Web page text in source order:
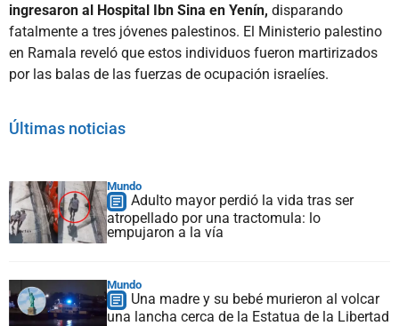
ingresaron al Hospital Ibn Sina en Yenín, disparando
fatalmente a tres jóvenes palestinos. El Ministerio palestino
en Ramala reveló que estos individuos fueron martirizados
por las balas de las fuerzas de ocupación israelíes.
Últimas noticias
Mundo
Adulto mayor perdió la vida tras ser
atropellado por una tractomula: lo
empujaron a la vía
Mundo
Una madre y su bebé murieron al volcar
una lancha cerca de la Estatua de la Libertad